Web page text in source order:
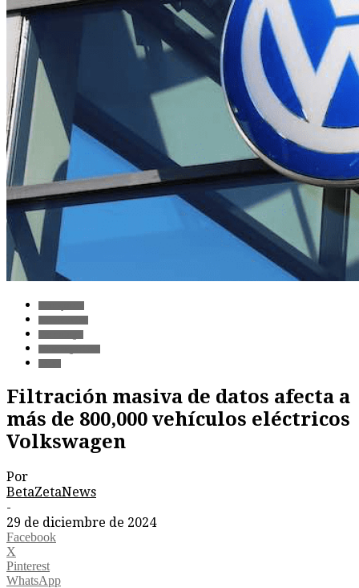
Filtración masiva de datos afecta a
más de 800,000 vehículos eléctricos
Volkswagen
Por
BetaZetaNews
-
29 de diciembre de 2024
Facebook
X
Pinterest
WhatsApp